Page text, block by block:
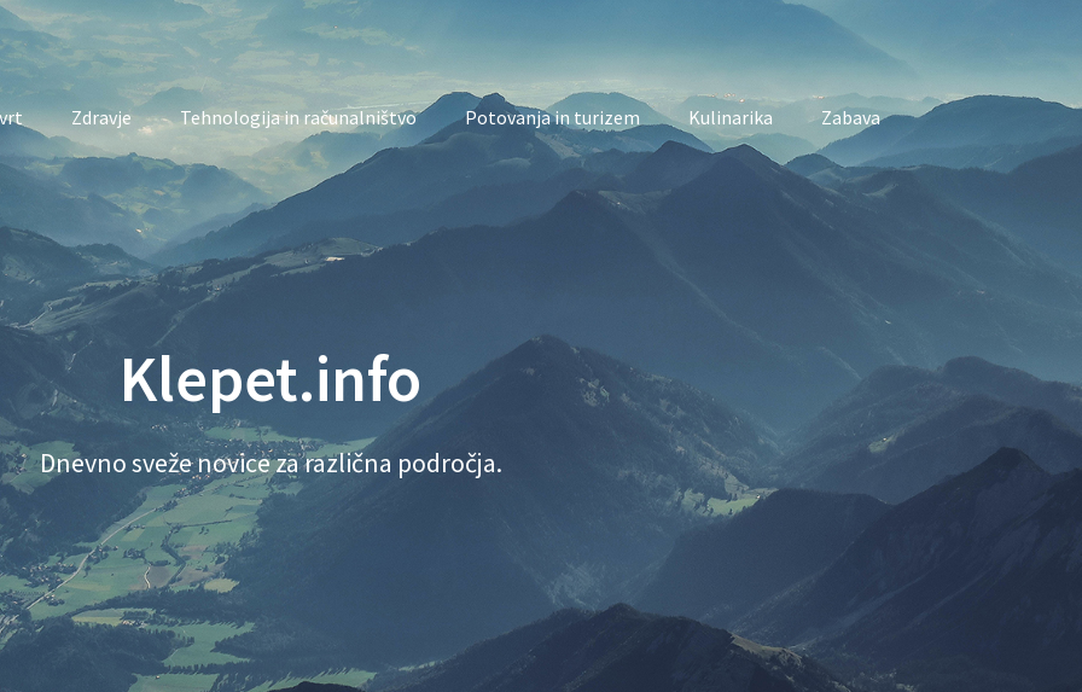
Zdravje Tehnologija in računalništvo Potovanja in turizem Kulinarika Zabava
Klepet.info
Dnevno sveže novice za različna področja.